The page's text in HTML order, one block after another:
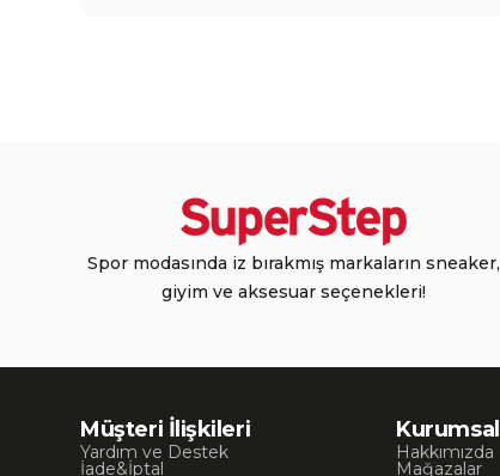
Spor modasında iz bırakmış markaların sneaker,
giyim ve aksesuar seçenekleri!
Müşteri İlişkileri
Yardım ve Destek
İade&İptal
Kurumsal
Hakkımızda
Mağazalar